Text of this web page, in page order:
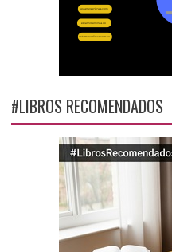
#LIBROS RECOMENDADOS